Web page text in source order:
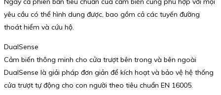
yêu cầu có thể hình dung được, bao gồm cả các tuyến đường
thoát hiểm và cứu hộ.
DualSense
Cảm biến thông minh cho cửa trượt bên trong và bên ngoài
DualSense là giải pháp đơn giản để kích hoạt và bảo vệ hệ thống
cửa trượt tự động cho con người theo tiêu chuẩn EN 16005.